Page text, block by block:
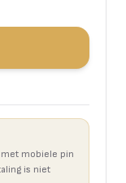
mobiele pin
is niet